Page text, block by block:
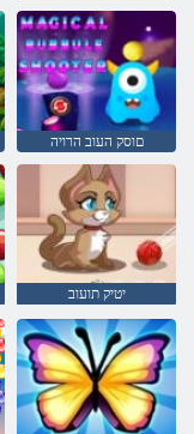
םוסק העוב הרויה
יטיק תועוב